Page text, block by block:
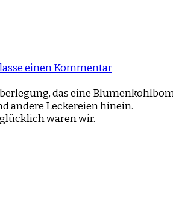
einen Kommentar
das eine
andere Leckereien hinein.
waren wir.